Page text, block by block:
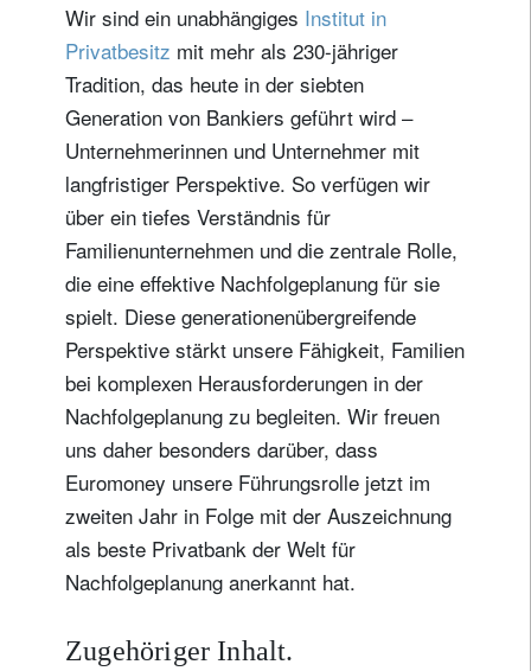
Wir sind ein unabhängiges Institut in
Privatbesitz mit mehr als 230-jähriger
Tradition, das heute in der siebten
Generation von Bankiers geführt wird –
Unternehmerinnen und Unternehmer mit
langfristiger Perspektive. So verfügen wir
über ein tiefes Verständnis für
Familienunternehmen und die zentrale Rolle,
die eine effektive Nachfolgeplanung für sie
spielt. Diese generationenübergreifende
Perspektive stärkt unsere Fähigkeit, Familien
bei komplexen Herausforderungen in der
Nachfolgeplanung zu begleiten. Wir freuen
uns daher besonders darüber, dass
Euromoney unsere Führungsrolle jetzt im
zweiten Jahr in Folge mit der Auszeichnung
als beste Privatbank der Welt für
Nachfolgeplanung anerkannt hat.
Zugehöriger Inhalt.